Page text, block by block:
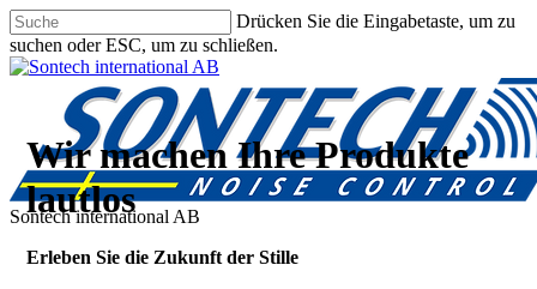
Zum
Hauptinhalt
springen
Drücken Sie die Eingabetaste, um zu
suchen oder ESC, um zu schließen.
Suche
Menü
Wir machen Ihre Produkte
lautlos
Erleben Sie die Zukunft der Stille